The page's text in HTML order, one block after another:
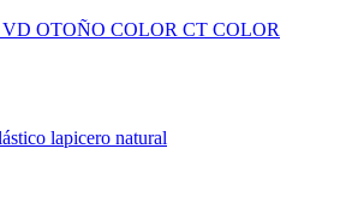
OTOÑO COLOR CT COLOR
lapicero natural